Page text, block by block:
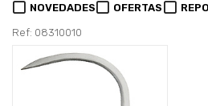
NOVEDADES OFERTAS
Ref: 08310010